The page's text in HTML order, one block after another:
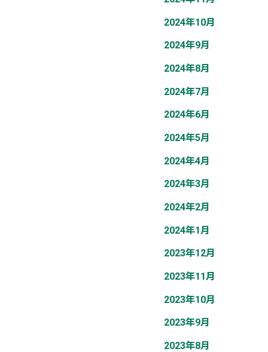
2024年10月
2024年9月
2024年8月
2024年7月
2024年6月
2024年5月
2024年4月
2024年3月
2024年2月
2024年1月
2023年12月
2023年11月
2023年10月
2023年9月
2023年8月